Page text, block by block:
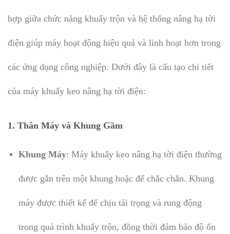
hợp giữa chức năng khuấy trộn và hệ thống nâng hạ tời
điện giúp máy hoạt động hiệu quả và linh hoạt hơn trong
các ứng dụng công nghiệp. Dưới đây là cấu tạo chi tiết
của máy khuấy keo nâng hạ tời điện:
1. Thân Máy và Khung Gầm
Khung Máy: Máy khuấy keo nâng hạ tời điện thường
được gắn trên một khung hoặc đế chắc chắn. Khung
máy được thiết kế để chịu tải trọng và rung động
trong quá trình khuấy trộn, đồng thời đảm bảo độ ổn